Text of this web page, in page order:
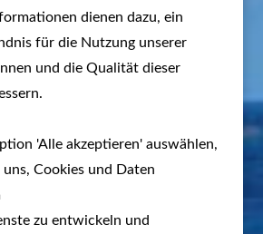
dienen dazu, ein
für die Nutzung unserer
und die Qualität dieser
'Alle akzeptieren' auswählen,
Cookies und Daten
zu entwickeln und